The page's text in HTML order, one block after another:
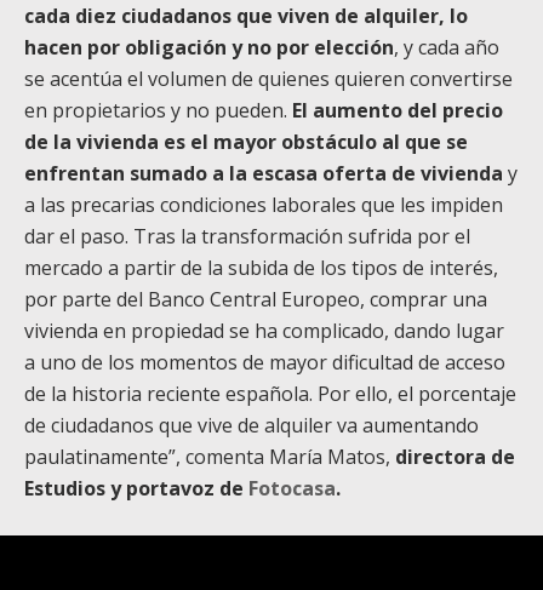
cada diez ciudadanos que viven de alquiler, lo
hacen por obligación y no por elección, y cada año
se acentúa el volumen de quienes quieren convertirse
en propietarios y no pueden. El aumento del precio
de la vivienda es el mayor obstáculo al que se
enfrentan sumado a la escasa oferta de vivienda y
a las precarias condiciones laborales que les impiden
dar el paso. Tras la transformación sufrida por el
mercado a partir de la subida de los tipos de interés,
por parte del Banco Central Europeo, comprar una
vivienda en propiedad se ha complicado, dando lugar
a uno de los momentos de mayor dificultad de acceso
de la historia reciente española. Por ello, el porcentaje
de ciudadanos que vive de alquiler va aumentando
paulatinamente”, comenta María Matos, directora de
Estudios y portavoz de Fotocasa.